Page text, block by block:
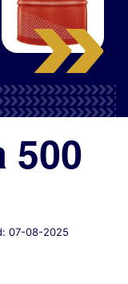
500
07-08-2025